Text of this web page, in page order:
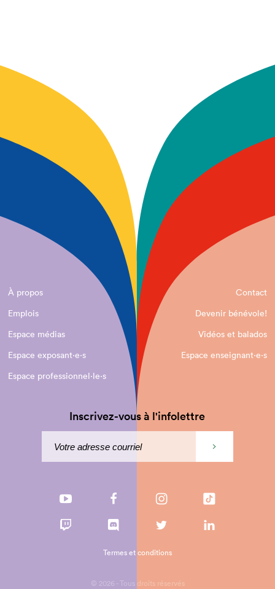
À propos
Contact
Emplois
Devenir bénévole!
Espace médias
Vidéos et balados
Espace exposant·e⋅s
Espace enseignant·e⋅s
Espace professionnel·le⋅s
Inscrivez-vous à l'infolettre
© 2026 - Tous droits réservés
Termes et conditions